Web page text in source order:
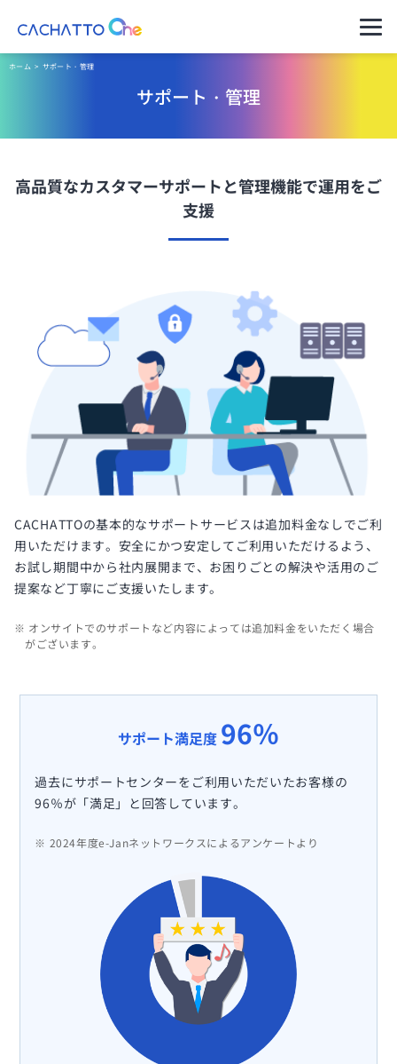
CACHATTO
製品ラインア
自治体のご担
当者様へ
金融・保険業
セキュアコン
アント
セキュアコン
分離環境へのアクセスを端末
クト VPN
VPN機器をインターネットに
公開しないセキュアなVPN
クトップ
お得な料金体系でシンプル機
能リモートデスクトップ
Splashtop for
CACHATTO
セキュリティも便利機能も充
セキュアブラ
セキュアブラウザ
導入イメージ
サポート・管
理
※これまでの
はこちら
料金プラン・購
パートナー一覧
運用ご担当者様（管理者様）
ご利用者様（アプリのユーザー様）
ホーム > サポート・管理
サポート・管理
高品質なカスタマーサポートと管理機能で運用をご
支援
CACHATTOの基本的なサポートサービスは追加料金なしでご利
用いただけます。安全にかつ安定してご利用いただけるよう、
お試し期間中から社内展開まで、お困りごとの解決や活用のご
提案など丁寧にご支援いたします。
※ オンサイトでのサポートなど内容によっては追加料金をいただく場合
がございます。
サポート満足度 96％
過去にサポートセンターをご利用いただいたお客様の
96％が「満足」と回答しています。
※ 2024年度e-Janネットワークスによるアンケートより